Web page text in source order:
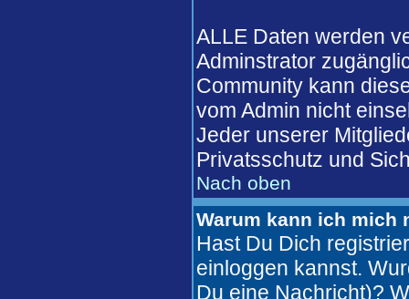
ALLE Daten werden
Adminstrator
Community kann
vom Admin nicht
Jeder unserer
Privatsschutz und
Nach oben
Warum kann ich mich
Hast Du Dich
einloggen kannst.
Du eine Nachricht)?